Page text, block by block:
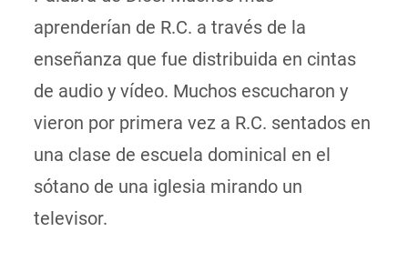
aprenderían de R.C. a través de la
enseñanza que fue distribuida en cintas
de audio y vídeo. Muchos escucharon y
vieron por primera vez a R.C. sentados en
una clase de escuela dominical en el
sótano de una iglesia mirando un
televisor.